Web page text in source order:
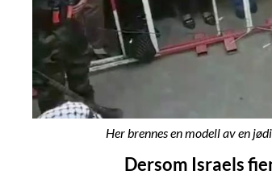
Her brennes en modell av en
Dersom Israels